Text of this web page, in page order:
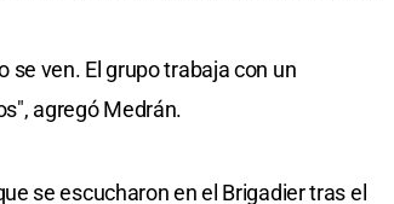
ven. El grupo trabaja con un
agregó Medrán.
se escucharon en el Brigadier tras el